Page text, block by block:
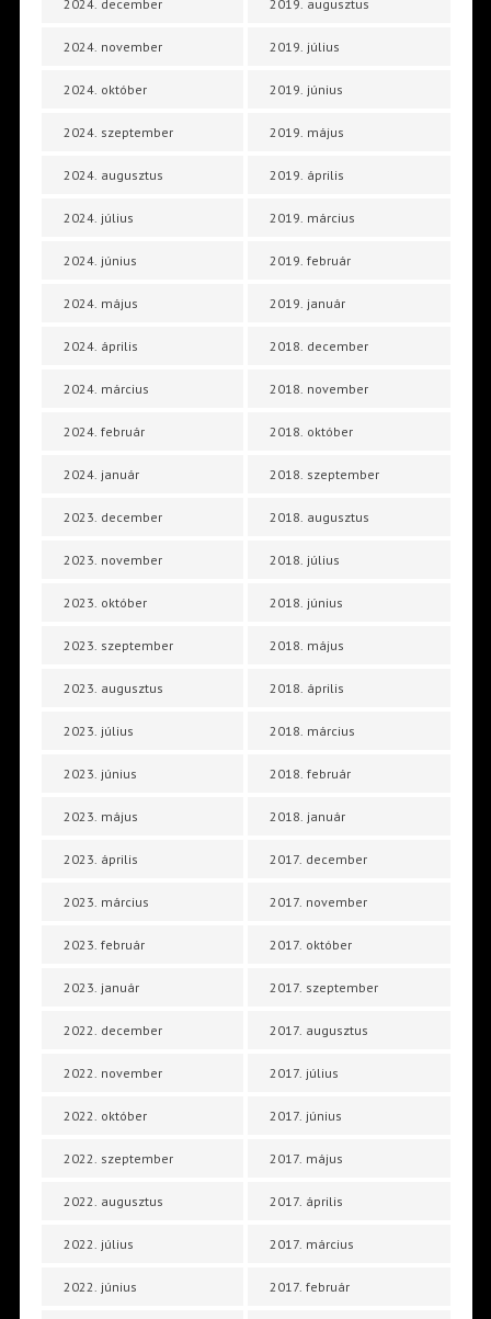
2024. december
2024. november
2024. október
2024. szeptember
2024. augusztus
2024. július
2024. június
2024. május
2024. április
2024. március
2024. február
2024. január
2023. december
2023. november
2023. október
2023. szeptember
2023. augusztus
2023. július
2023. június
2023. május
2023. április
2023. március
2023. február
2023. január
2022. december
2022. november
2022. október
2022. szeptember
2022. augusztus
2022. július
2022. június
2019. augusztus
2019. július
2019. június
2019. május
2019. április
2019. március
2019. február
2019. január
2018. december
2018. november
2018. október
2018. szeptember
2018. augusztus
2018. július
2018. június
2018. május
2018. április
2018. március
2018. február
2018. január
2017. december
2017. november
2017. október
2017. szeptember
2017. augusztus
2017. július
2017. június
2017. május
2017. április
2017. március
2017. február